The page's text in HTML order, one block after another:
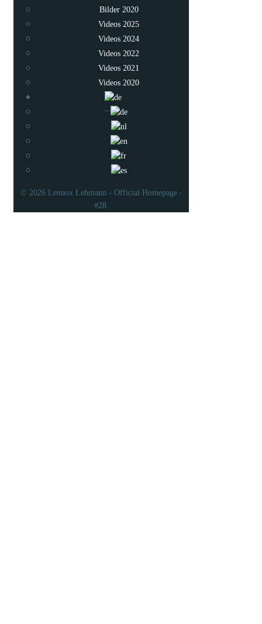
Bilder 2020
Videos 2025
Videos 2024
Videos 2022
Videos 2021
Videos 2020
© 2026 Lennox Lehmann - Official Homepage -
#28.